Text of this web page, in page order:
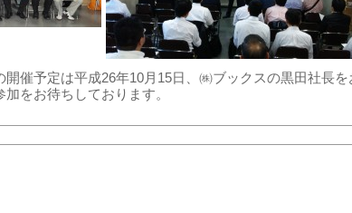
催予定は平成26年10月15日、㈱ブックスの黒田社長
をお待ちしております。